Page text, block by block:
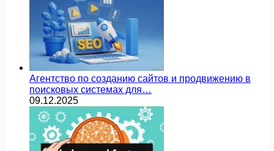
Агентство по созданию сайтов и продвижению в
поисковых системах для…
09.12.2025